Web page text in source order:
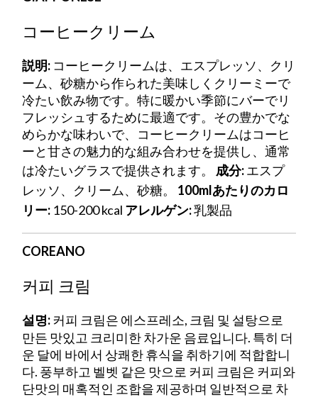
コーヒークリーム
説明: コーヒークリームは、エスプレッソ、クリ
ーム、砂糖から作られた美味しくクリーミーで
冷たい飲み物です。特に暖かい季節にバーでリ
フレッシュするために最適です。その豊かでな
めらかな味わいで、コーヒークリームはコーヒ
ーと甘さの魅力的な組み合わせを提供し、通常
は冷たいグラスで提供されます。 成分:エスプ
レッソ、クリーム、砂糖。 100mlあたりのカロ
リー: 150-200 kcal アレルゲン:乳製品
COREANO
커피 크림
설명:커피 크림은 에스프레소, 크림 및 설탕으로
만든 맛있고 크리미한 차가운 음료입니다. 특히 더
운 달에 바에서 상쾌한 휴식을 취하기에 적합합니
다. 풍부하고 벨벳 같은 맛으로 커피 크림은 커피와
단맛의 매혹적인 조합을 제공하며 일반적으로 차